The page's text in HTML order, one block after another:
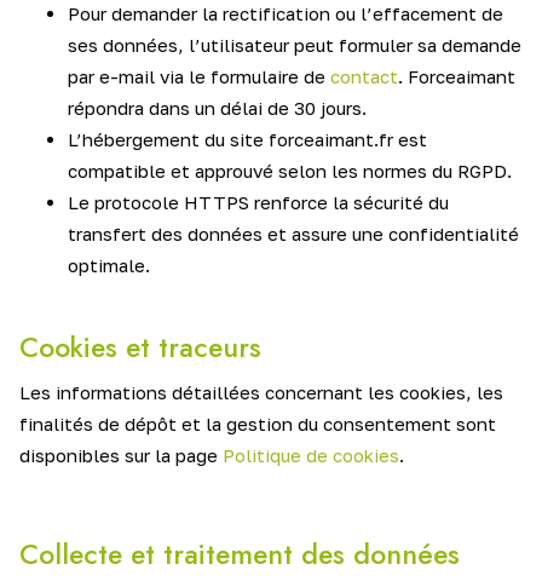
Pour demander la rectification ou l’effacement de
ses données, l’utilisateur peut formuler sa demande
par e-mail via le formulaire de contact. Forceaimant
répondra dans un délai de 30 jours.
L’hébergement du site forceaimant.fr est
compatible et approuvé selon les normes du RGPD.
Le protocole HTTPS renforce la sécurité du
transfert des données et assure une confidentialité
optimale.
Cookies et traceurs
Les informations détaillées concernant les cookies, les
finalités de dépôt et la gestion du consentement sont
disponibles sur la page Politique de cookies.
Collecte et traitement des données